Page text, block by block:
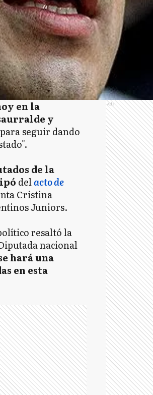
en la
y
seguir dando
de la
delacto de
Cristina
Juniors.
resaltó la
nacional
hará una
en esta
Ads